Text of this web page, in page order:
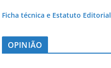
Ficha técnica e Estatuto Editorial
OPINIÃO